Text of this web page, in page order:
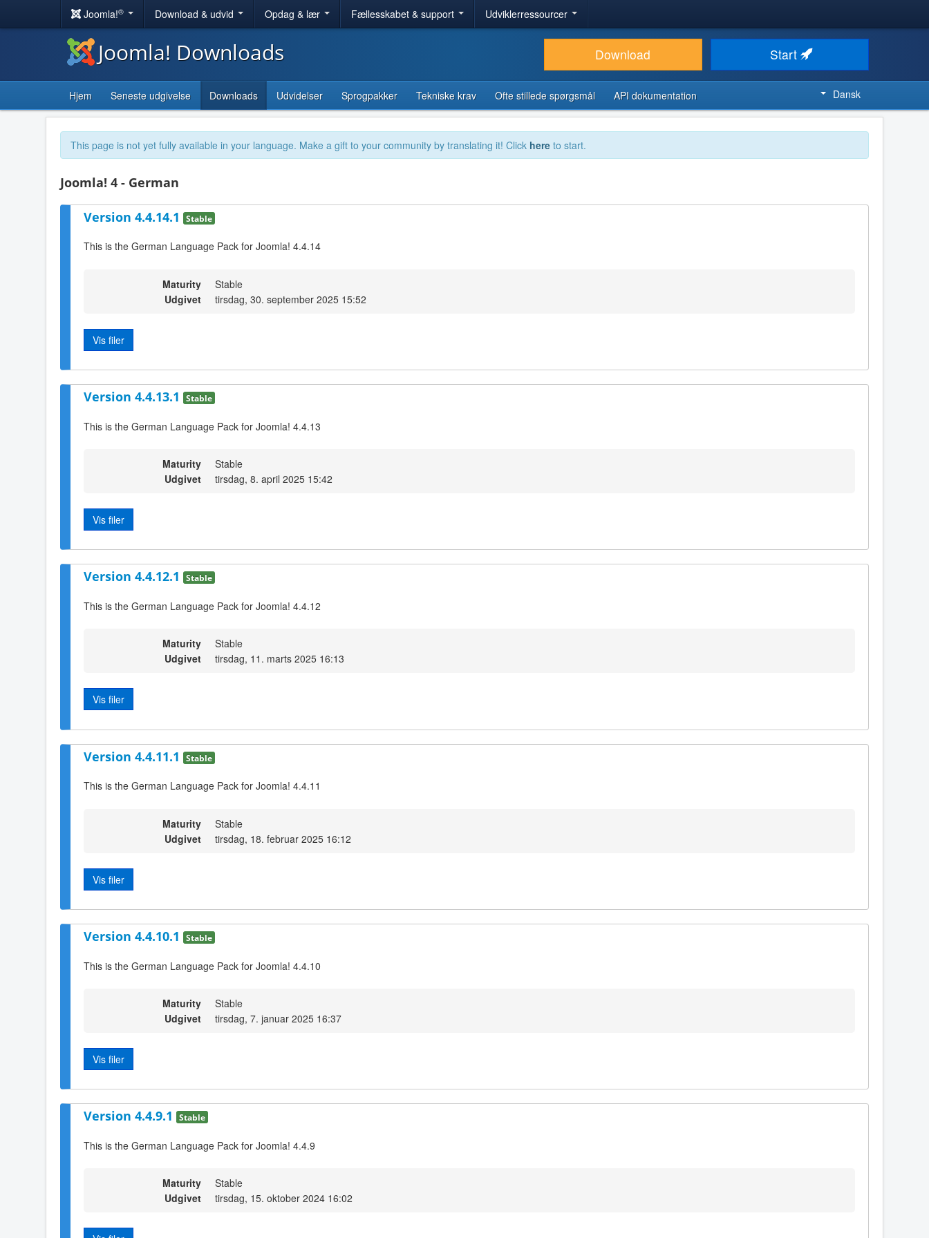
Joomla!® Download & udvid Opdag & lær Fællesskabet & support Udviklerressourcer
Joomla! Downloads Download Start
Hjem Seneste udgivelse Downloads Udvidelser Sprogpakker Tekniske krav Ofte stillede spørgsmål API dokumentation Dansk
This page is not yet fully available in your language. Make a gift to your community by translating it! Click here to start.
Joomla! 4 - German
Version 4.4.14.1 Stable
This is the German Language Pack for Joomla! 4.4.14
Maturity
Stable
Udgivet
tirsdag, 30. september 2025 15:52
Vis filer
Version 4.4.13.1 Stable
This is the German Language Pack for Joomla! 4.4.13
Maturity
Stable
Udgivet
tirsdag, 8. april 2025 15:42
Vis filer
Version 4.4.12.1 Stable
This is the German Language Pack for Joomla! 4.4.12
Maturity
Stable
Udgivet
tirsdag, 11. marts 2025 16:13
Vis filer
Version 4.4.11.1 Stable
This is the German Language Pack for Joomla! 4.4.11
Maturity
Stable
Udgivet
tirsdag, 18. februar 2025 16:12
Vis filer
Version 4.4.10.1 Stable
This is the German Language Pack for Joomla! 4.4.10
Maturity
Stable
Udgivet
tirsdag, 7. januar 2025 16:37
Vis filer
Version 4.4.9.1 Stable
This is the German Language Pack for Joomla! 4.4.9
Maturity
Stable
Udgivet
tirsdag, 15. oktober 2024 16:02